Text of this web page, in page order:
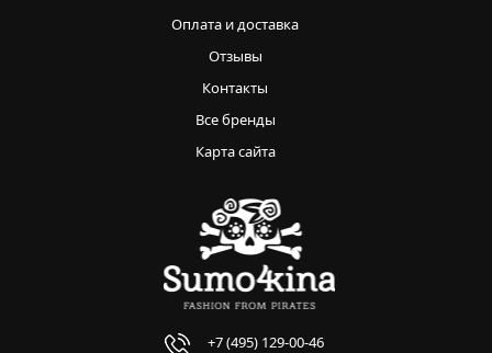
Оплата и доставка
Отзывы
Контакты
Все бренды
Карта сайта
+7 (495) 129-00-46